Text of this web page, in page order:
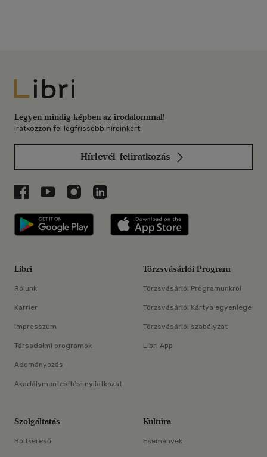
Libri
Legyen mindig képben az irodalommal!
Iratkozzon fel legfrissebb híreinkért!
Hírlevél-feliratkozás
Libri a Facebookon
Libri a Youtube-on
Libri az Instagramon
Libri a LinkedInen
Libri applikáció Szerezd meg: Google
Libri
Rólunk
Karrier
Impresszum
Társadalmi programok
Adományozás
Akadálymentesítési nyilatkozat
Törzsvásárlói Program
Törzsvásárlói Programunkról
Törzsvásárlói Kártya egyenlege
Törzsvásárlói szabályzat
Libri App
Szolgáltatás
Boltkereső
Kultúra
Események